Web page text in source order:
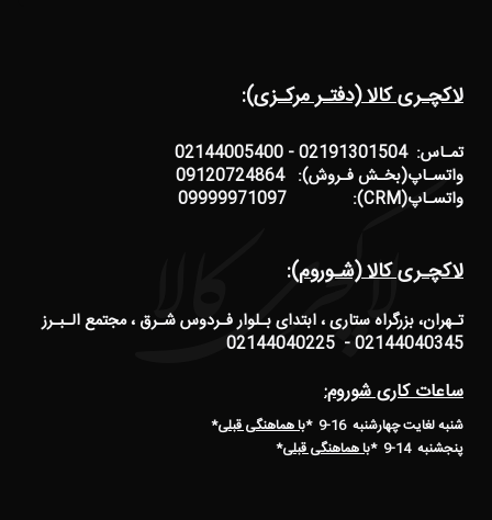
لاکچـری کالا (دفتـر مرکـزی):
تمـاس: 02191301504 - 02144005400
واتسـاپ(بخـش فـروش): 09120724864
واتسـاپ(CRM): 09999971097
لاکچـری کالا (شـوروم):
تـهران، بزرگراه ستاری ، ابتدای بـلوار فـردوس شـرق ، مجتمع الـبـرز
02144040345 - 02144040225
ساعات کاری شوروم:
شنبه لغایت چهارشنبه 16-9 * با هماهنگی قبلی*
پنجشنبه 14-9
*با هماهنگی قبلی*